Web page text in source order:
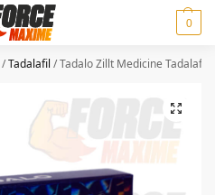
0
/Tadalafil /Tadalo Zillt Medicine Tadalafil